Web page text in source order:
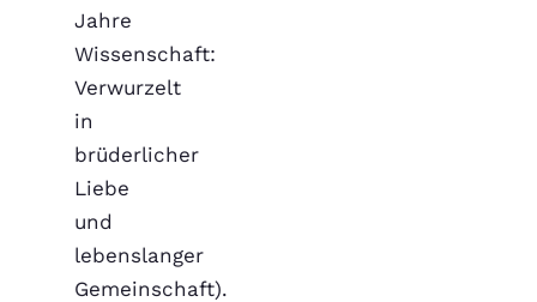
Jahre
Wissenschaft:
Verwurzelt
in
brüderlicher
Liebe
und
lebenslanger
Gemeinschaft).